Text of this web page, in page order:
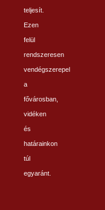
teljesít.
Ezen
felül
rendszeresen
vendégszerepel
a
fővárosban,
vidéken
és
határainkon
túl
egyaránt.